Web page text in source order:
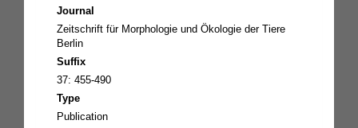
Journal
Zeitschrift für Morphologie und Ökologie der Tiere
Berlin
Suffix
37: 455-490
Type
Publication